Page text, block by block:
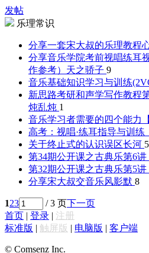
发帖
乐理常识
分享一套宋大叔的乐理教程
分享音乐学院考前视唱练耳
作参考） 天之骄子 9
音乐基础知识学习与训练
新思路考研和声学写作教程
炖乱炖 1
音乐学习者需要的四个能力
高考：视唱·练耳指导与训练
关于终止式的认识误区长河 5
第34期公开课之古典乐第6讲
第32期公开课之古典乐第5讲
分享宋大叔交音乐风影默 8
123 / 3 页下一页
首页 | 登录 | 注册
标准版 | 触屏版 | 电脑版 | 客户端
© Comsenz Inc.